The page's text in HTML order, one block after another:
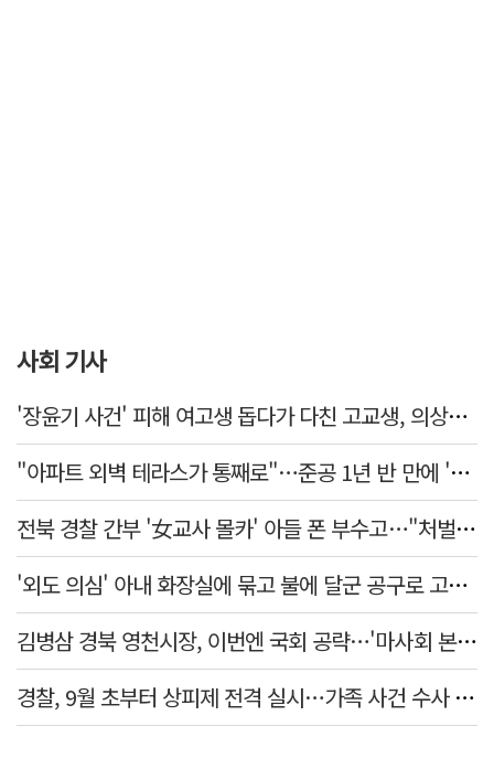
사회 기사
'장윤기 사건' 피해 여고생 돕다가 다친 고교생, 의상자 인정
"아파트 외벽 테라스가 통째로"…준공 1년 반 만에 '아찔 사고'
전북 경찰 간부 '女교사 몰카' 아들 폰 부수고…"처벌 못하는 사안" 내부망에 글
'외도 의심' 아내 화장실에 묶고 불에 달군 공구로 고문…남편 검거
김병삼 경북 영천시장, 이번엔 국회 공략…'마사회 본사 이전·광역교통망 확충' 요청
경찰, 9월 초부터 상피제 전격 실시…가족 사건 수사 못해